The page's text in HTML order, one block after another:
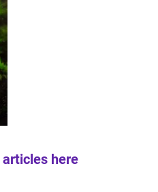
articles here